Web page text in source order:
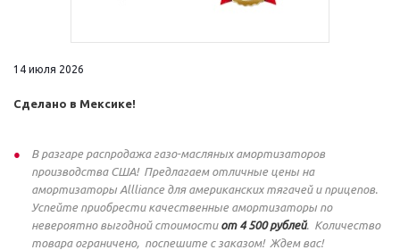
14 июля 2026
Сделано в Мексике!
В разгаре распродажа газо-масляных амортизаторов
производства США! Предлагаем отличные цены на
амортизаторы Allliance для американских тягачей и прицепов.
Успейте приобрести качественные амортизаторы по
невероятно выгодной стоимости от 4 500 рублей. Количество
товара ограничено, поспешите с заказом! Ждем вас!